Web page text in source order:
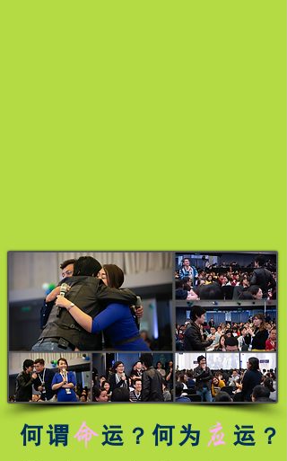
何谓命运 ？ 何为 应 运 ？